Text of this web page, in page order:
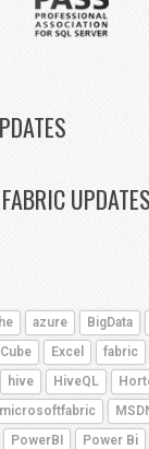
UPDATES
azure BigData
Excel fabric
hive HiveQL
microsoftfabric
PowerBI Power Bi